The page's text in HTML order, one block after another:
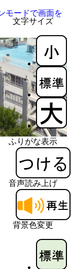
文字サイズ
ふりがな表示
音声読み上げ
背景色変更
モードで画面を